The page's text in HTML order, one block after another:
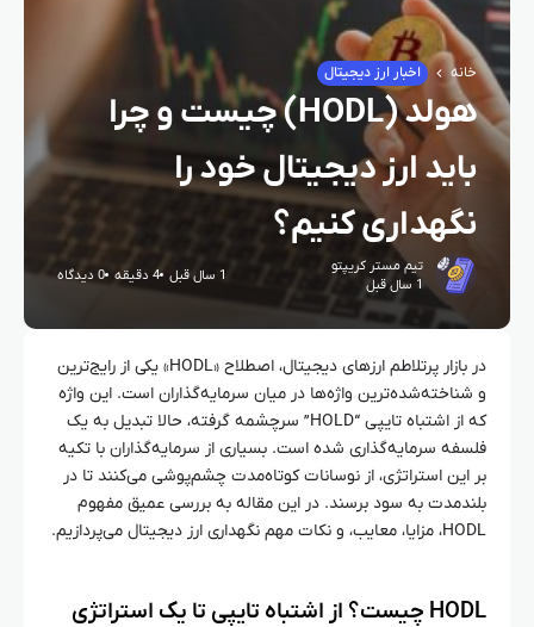
خانه اخبار ارز دیجیتال
هولد (HODL) چیست و چرا
باید ارز دیجیتال خود را
نگهداری کنیم؟
تیم مستر کریپتو
1 سال قبل
1 سال قبل 4 دقیقه 0 دیدگاه
در بازار پرتلاطم ارزهای دیجیتال، اصطلاح «HODL» یکی از رایج‌ترین
و شناخته‌شده‌ترین واژه‌ها در میان سرمایه‌گذاران است. این واژه
که از اشتباه تایپی “HOLD” سرچشمه گرفته، حالا تبدیل به یک
فلسفه سرمایه‌گذاری شده است. بسیاری از سرمایه‌گذاران با تکیه
بر این استراتژی، از نوسانات کوتاه‌مدت چشم‌پوشی می‌کنند تا در
بلندمدت به سود برسند. در این مقاله به بررسی عمیق مفهوم
HODL، مزایا، معایب، و نکات مهم نگهداری ارز دیجیتال می‌پردازیم.
HODL چیست؟ از اشتباه تایپی تا یک استراتژی